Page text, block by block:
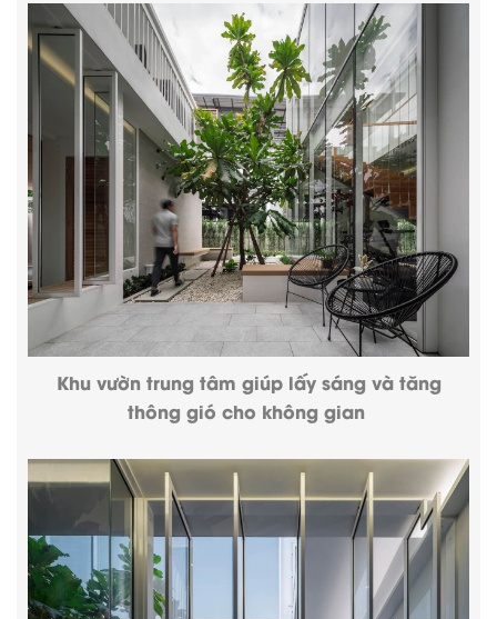
Khu vườn trung tâm giúp lấy sáng và tăng
thông gió cho không gian